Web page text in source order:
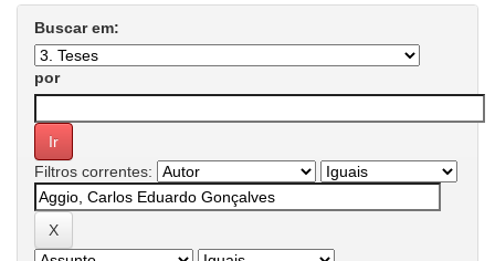
Buscar em:
por
Filtros correntes: